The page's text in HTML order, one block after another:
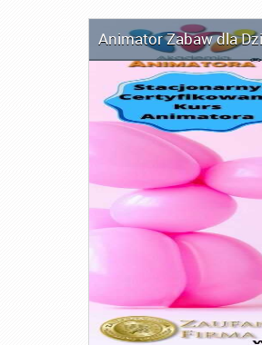
Animator Zabaw dla